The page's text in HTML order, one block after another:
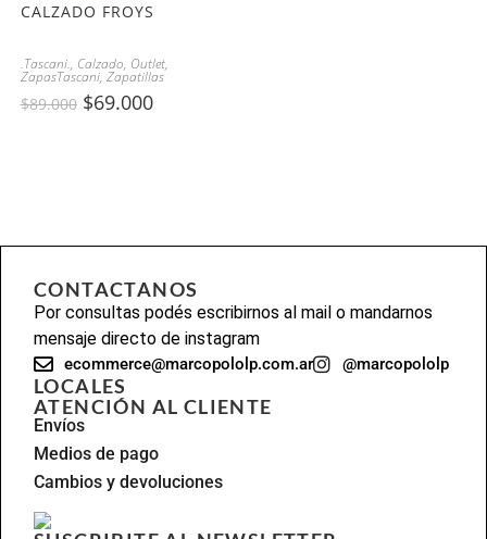
CALZADO FROYS
.Tascani., Calzado, Outlet,
ZapasTascani, Zapatillas
$89.000 $69.000
CONTACTANOS
Por consultas podés escribirnos al mail o mandarnos
mensaje directo de instagram
ecommerce@marcopololp.com.ar @marcopololp
LOCALES
ATENCIÓN AL CLIENTE
Envíos
Medios de pago
Cambios y devoluciones